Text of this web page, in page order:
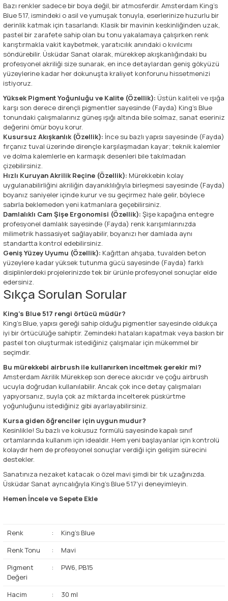
Bazı renkler sadece bir boya değil, bir atmosferdir. Amsterdam King's
Blue 517, ismindeki o asil ve yumuşak tonuyla, eserlerinize huzurlu bir
derinlik katmak için tasarlandı. Klasik bir mavinin keskinliğinden uzak,
pastel bir zarafete sahip olan bu tonu yakalamaya çalışırken renk
karıştırmakla vakit kaybetmek, yaratıcılık anındaki o kıvılcımı
söndürebilir. Üsküdar Sanat olarak, mürekkep akışkanlığındaki bu
profesyonel akriliği size sunarak, en ince detaylardan geniş gökyüzü
yüzeylerine kadar her dokunuşta kraliyet konforunu hissetmenizi
istiyoruz.
Yüksek Pigment Yoğunluğu ve Kalite (Özellik): Üstün kaliteli ve ışığa
karşı son derece dirençli pigmentler sayesinde (Fayda) King's Blue
tonundaki çalışmalarınız güneş ışığı altında bile solmaz, sanat eseriniz
değerini ömür boyu korur.
Kusursuz Akışkanlık (Özellik): İnce su bazlı yapısı sayesinde (Fayda)
fırçanız tuval üzerinde dirençle karşılaşmadan kayar; teknik kalemler
ve dolma kalemlerle en karmaşık desenleri bile takılmadan
çizebilirsiniz.
Hızlı Kuruyan Akrilik Reçine (Özellik): Mürekkebin kolay
uygulanabilirliğini akriliğin dayanıklılığıyla birleşmesi sayesinde (Fayda)
boyanız saniyeler içinde kurur ve su geçirmez hale gelir, böylece
sabırla beklemeden yeni katmanlara geçebilirsiniz.
Damlalıklı Cam Şişe Ergonomisi (Özellik): Şişe kapağına entegre
profesyonel damlalık sayesinde (Fayda) renk karışımlarınızda
milimetrik hassasiyet sağlayabilir, boyanızı her damlada aynı
standartta kontrol edebilirsiniz.
Geniş Yüzey Uyumu (Özellik): Kağıttan ahşaba, tuvalden beton
yüzeylere kadar yüksek tutunma gücü sayesinde (Fayda) farklı
disiplinlerdeki projelerinizde tek bir ürünle profesyonel sonuçlar elde
edersiniz.
Sıkça Sorulan Sorular
King's Blue 517 rengi örtücü müdür?
King's Blue, yapısı gereği sahip olduğu pigmentler sayesinde oldukça
iyi bir örtücülüğe sahiptir. Zemindeki hataları kapatmak veya baskın bir
pastel ton oluşturmak istediğiniz çalışmalar için mükemmel bir
seçimdir.
Bu mürekkebi airbrush ile kullanırken inceltmek gerekir mi?
Amsterdam Akrilik Mürekkep son derece akıcıdır ve çoğu airbrush
ucuyla doğrudan kullanılabilir. Ancak çok ince detay çalışmaları
yapıyorsanız, suyla çok az miktarda incelterek püskürtme
yoğunluğunu istediğiniz gibi ayarlayabilirsiniz.
Kursa giden öğrenciler için uygun mudur?
Kesinlikle! Su bazlı ve kokusuz formülü sayesinde kapalı sınıf
ortamlarında kullanım için idealdir. Hem yeni başlayanlar için kontrolü
kolaydır hem de profesyonel sonuçlar verdiği için gelişim sürecini
destekler.
Sanatınıza nezaket katacak o özel mavi şimdi bir tık uzağınızda.
Üsküdar Sanat ayrıcalığıyla King's Blue 517'yi deneyimleyin.
Hemen İncele ve Sepete Ekle
Renk :
King's Blue
Renk Tonu
:
Mavi
Pigment
Değeri
: PW6, PB15
Hacim : 30 ml